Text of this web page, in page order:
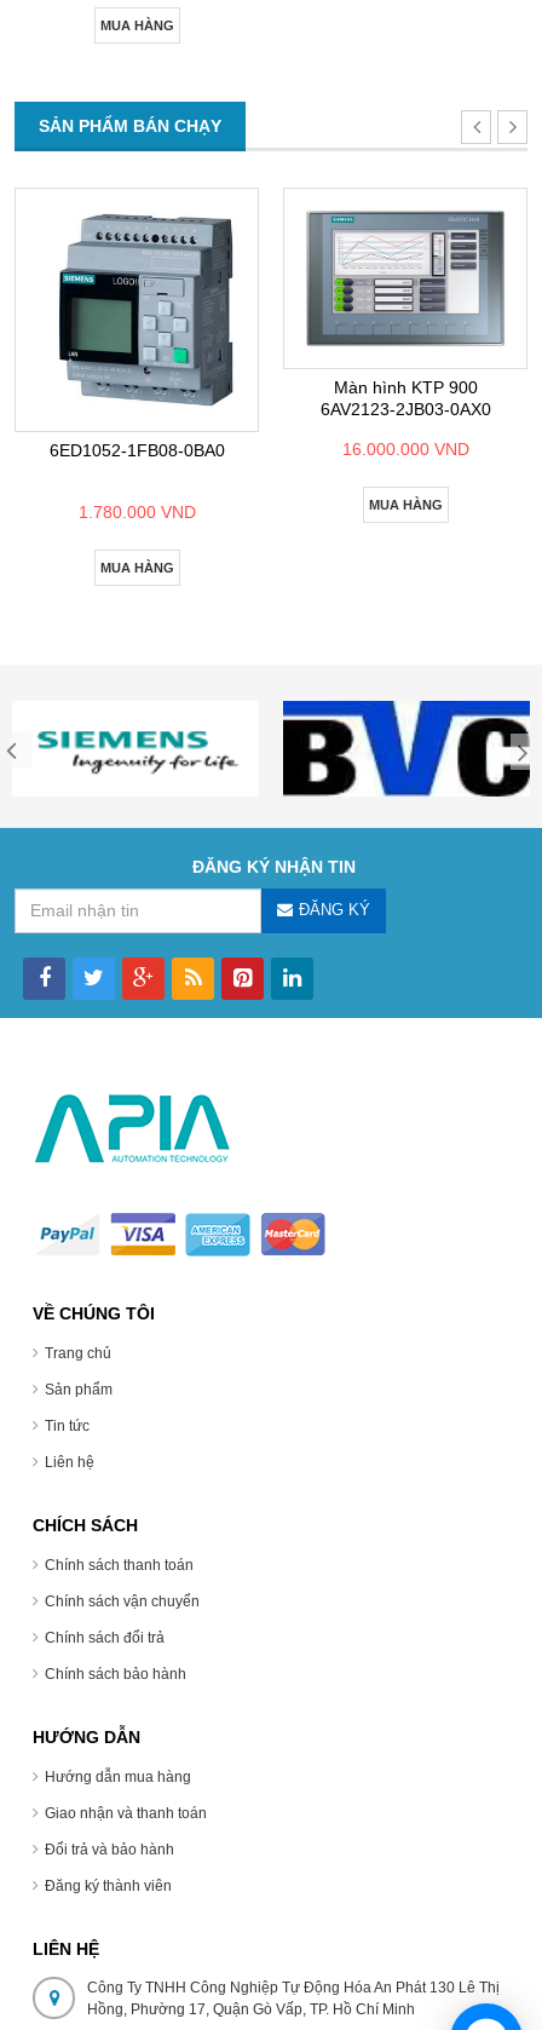
MUA HÀNG
SẢN PHẨM BÁN CHẠY
6ED1052-1FB08-0BA0
1.780.000 VND
MUA HÀNG
Màn hình KTP 900
6AV2123-2JB03-0AX0
16.000.000 VND
MUA HÀNG
ĐĂNG KÝ NHẬN TIN
ĐĂNG KÝ
VỀ CHÚNG TÔI
Trang chủ
Sản phẩm
Tin tức
Liên hệ
CHÍCH SÁCH
Chính sách thanh toán
Chính sách vận chuyển
Chính sách đổi trả
Chính sách bảo hành
HƯỚNG DẪN
Hướng dẫn mua hàng
Giao nhận và thanh toán
Đổi trả và bảo hành
Đăng ký thành viên
LIÊN HỆ
Công Ty TNHH Công Nghiệp Tự Động Hóa An Phát 130 Lê Thị
Hồng, Phường 17, Quận Gò Vấp, TP. Hồ Chí Minh